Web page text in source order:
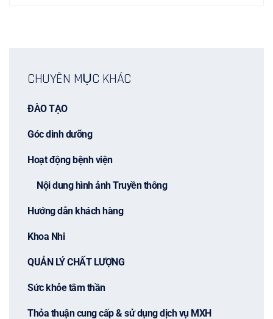
CHUYÊN MỤC KHÁC
ĐÀO TẠO
Góc dinh dưỡng
Hoạt động bệnh viện
Nội dung hình ảnh Truyền thông
Hướng dẫn khách hàng
Khoa Nhi
QUẢN LÝ CHẤT LƯỢNG
Sức khỏe tâm thần
Thỏa thuận cung cấp & sử dụng dịch vụ MXH